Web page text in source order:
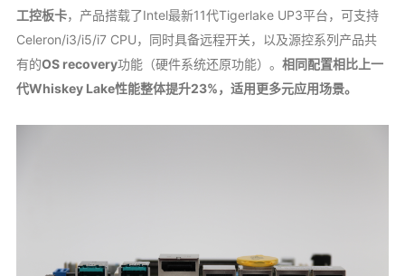
工控板卡，产品搭载了Intel最新11代Tigerlake UP3平台，可支持
Celeron/i3/i5/i7 CPU，同时具备远程开关，以及源控系列产品共
有的OS recovery功能（硬件系统还原功能）。 相同配置相比上一
代Whiskey Lake性能整体提升23%，适用更多元应用场景。